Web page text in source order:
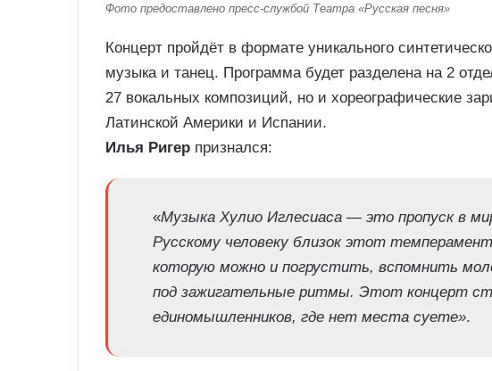
Фото предоставлено пресс-службой Театра «Русская песня»
Концерт пройдёт в формате уникального
музыка и танец. Программа будет разделена на 2
27 вокальных композиций, но и хореографические
Латинской Америки и Испании.
Илья Ригер признался:
«Музыка Хулио Иглесиаса — это пропуск в
Русскому человеку близок этот
которую можно и погрустить, вспомнить
под зажигательные ритмы. Этот концерт
единомышленников, где нет места суете».